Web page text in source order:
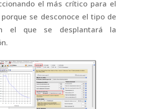
el más crítico para el
se desconoce el tipo de
el que se desplantará la